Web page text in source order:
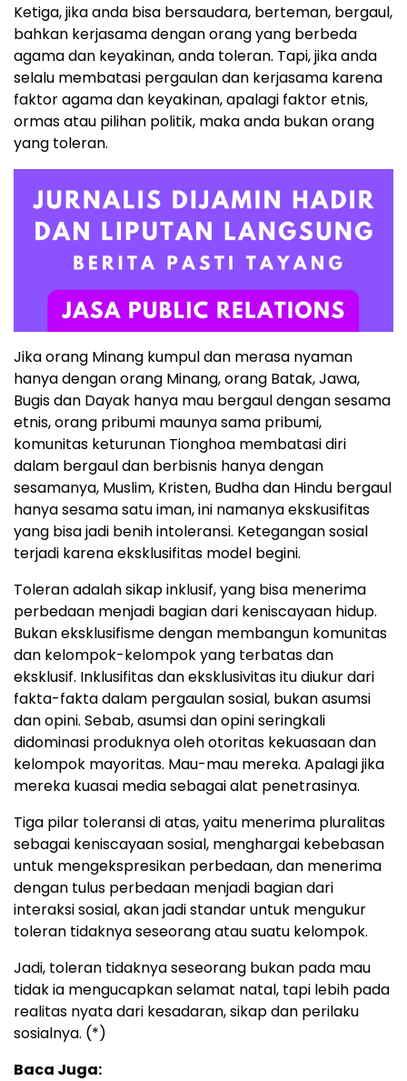
Ketiga, jika anda bisa bersaudara, berteman, bergaul,
bahkan kerjasama dengan orang yang berbeda
agama dan keyakinan, anda toleran. Tapi, jika anda
selalu membatasi pergaulan dan kerjasama karena
faktor agama dan keyakinan, apalagi faktor etnis,
ormas atau pilihan politik, maka anda bukan orang
yang toleran.
Jika orang Minang kumpul dan merasa nyaman
hanya dengan orang Minang, orang Batak, Jawa,
Bugis dan Dayak hanya mau bergaul dengan sesama
etnis, orang pribumi maunya sama pribumi,
komunitas keturunan Tionghoa membatasi diri
dalam bergaul dan berbisnis hanya dengan
sesamanya, Muslim, Kristen, Budha dan Hindu bergaul
hanya sesama satu iman, ini namanya ekskusifitas
yang bisa jadi benih intoleransi. Ketegangan sosial
terjadi karena eksklusifitas model begini.
Toleran adalah sikap inklusif, yang bisa menerima
perbedaan menjadi bagian dari keniscayaan hidup.
Bukan eksklusifisme dengan membangun komunitas
dan kelompok-kelompok yang terbatas dan
eksklusif. Inklusifitas dan eksklusivitas itu diukur dari
fakta-fakta dalam pergaulan sosial, bukan asumsi
dan opini. Sebab, asumsi dan opini seringkali
didominasi produknya oleh otoritas kekuasaan dan
kelompok mayoritas. Mau-mau mereka. Apalagi jika
mereka kuasai media sebagai alat penetrasinya.
Tiga pilar toleransi di atas, yaitu menerima pluralitas
sebagai keniscayaan sosial, menghargai kebebasan
untuk mengekspresikan perbedaan, dan menerima
dengan tulus perbedaan menjadi bagian dari
interaksi sosial, akan jadi standar untuk mengukur
toleran tidaknya seseorang atau suatu kelompok.
Jadi, toleran tidaknya seseorang bukan pada mau
tidak ia mengucapkan selamat natal, tapi lebih pada
realitas nyata dari kesadaran, sikap dan perilaku
sosialnya. (*)
Baca Juga: